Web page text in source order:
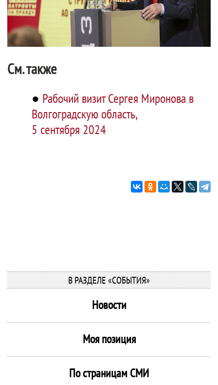
См. также
● Рабочий визит Сергея Миронова в
Волгоградскую область,
5 сентября 2024
В РАЗДЕЛЕ «СОБЫТИЯ»
Новости
Моя позиция
По страницам СМИ